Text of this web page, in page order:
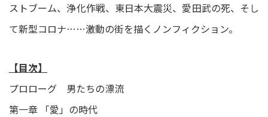
ストブーム、浄化作戦、東日本大震災、愛田武の死、そし
て新型コロナ……激動の街を描くノンフィクション。
【目次】
プロローグ 男たちの漂流
第一章 「愛」の時代